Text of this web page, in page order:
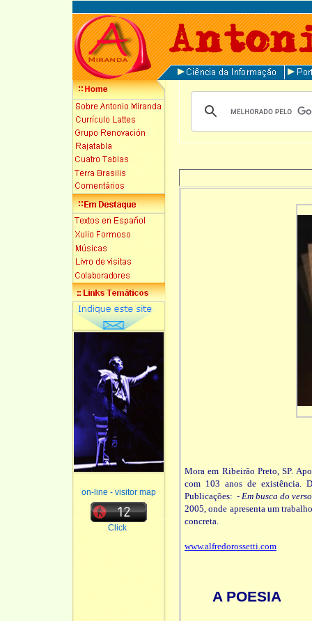
on-line - visitor map
Click
Mora em Ribeirão Preto, SP.
com 103 anos de existência.
Publicações: - Em busca do
2005, onde apresenta um
concreta.
www.alfredorossetti.com
A POESIA